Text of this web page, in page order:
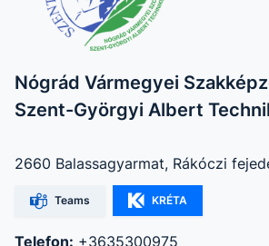
Nógrád Vármegyei
Szent-Györgyi Albert
2660 Balassagyarmat, Rákóczi
Teams KRÉTA
Telefon: +3635300975